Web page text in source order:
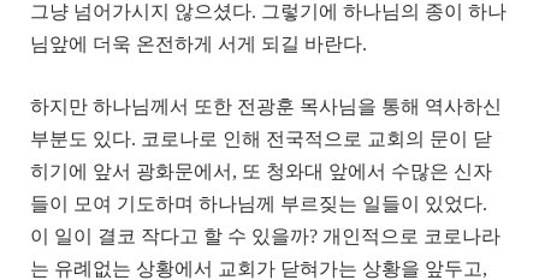
그냥 넘어가시지 않으셨다. 그렇기에 하나님의 종이 하나
님앞에 더욱 온전하게 서게 되길 바란다.
하지만 하나님께서 또한 전광훈 목사님을 통해 역사하신
부분도 있다. 코로나로 인해 전국적으로 교회의 문이 닫
히기에 앞서 광화문에서, 또 청와대 앞에서 수많은 신자
들이 모여 기도하며 하나님께 부르짖는 일들이 있었다.
이 일이 결코 작다고 할 수 있을까? 개인적으로 코로나라
는 유례없는 상황에서 교회가 닫혀가는 상황을 앞두고,